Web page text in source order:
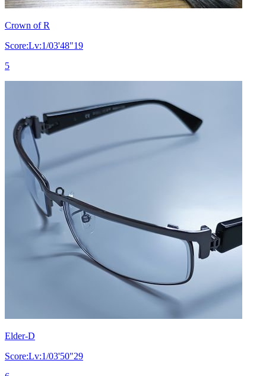
Crown of R
Score:Lv:1/03'48"19
5
Elder-D
Score:Lv:1/03'50"29